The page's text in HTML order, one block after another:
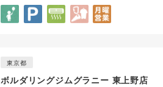
東京都
ボルダリングジムグラニー 東上野店